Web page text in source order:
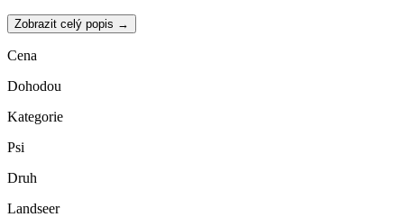
Zobrazit celý popis →
Cena
Dohodou
Kategorie
Psi
Druh
Landseer